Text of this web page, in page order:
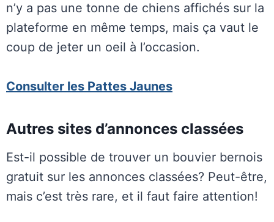
n’y a pas une tonne de chiens affichés sur la
plateforme en même temps, mais ça vaut le
coup de jeter un oeil à l’occasion.
Consulter les Pattes Jaunes
Autres sites d’annonces classées
Est-il possible de trouver un bouvier bernois
gratuit sur les annonces classées? Peut-être,
mais c’est très rare, et il faut faire attention!